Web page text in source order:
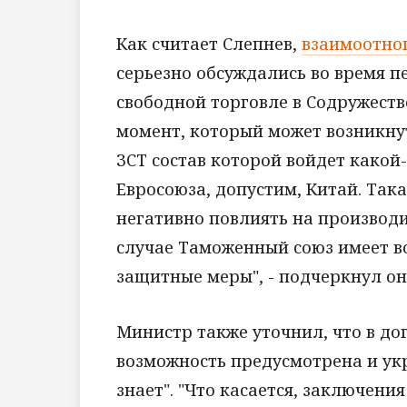
Как считает Слепнев,
серьезно обсуждались во время
свободной торговле в
момент, который может
ЗСТ состав которой войдет
Евросоюза, допустим, Китай.
негативно повлиять на
случае Таможенный союз имеет
защитные меры", - подчеркнул
Министр также уточнил, что в
возможность предусмотрена и
знает". "Что касается,